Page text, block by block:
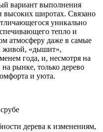
вариант выполнения
высоких широтах. Связано
уникально
тепло и
атмосферу даже в самые
живой, «дышит»,
года, и, несмотря на
рынке, только дерево
и уюта.
дерева к изменениям,